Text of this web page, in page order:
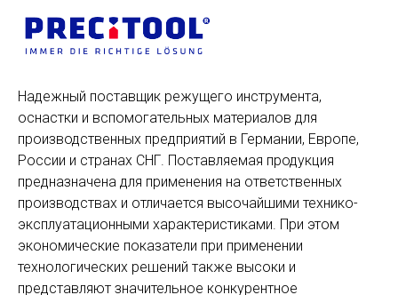
Надежный поставщик режущего инструмента,
оснастки и вспомогательных материалов для
производственных предприятий в Германии, Европе,
России и странах СНГ. Поставляемая продукция
предназначена для применения на ответственных
производствах и отличается высочайшими технико-
эксплуатационными характеристиками. При этом
экономические показатели при применении
технологических решений также высоки и
представляют значительное конкурентное